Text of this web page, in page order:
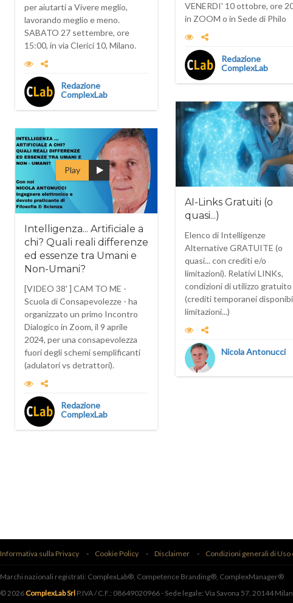
per aiutarti a Vivere meglio,
lavorando meglio e meno.
SABATO 27 settembre, ore
15:00, in via Clerici 10, Milano.
Redazione
ComplexLab
VENERDI' 10 ottobre, ore
in ZOOM o in Sede di Philo
Redazione
ComplexLab
AI-Links Gratuiti (o
quasi...)
Elenco di Intelligenze
Alternative GRATUITE (o
quasi... con crediti e/o
limitazioni). Relativi LINKs,
condizioni di utilizzo gratuito
(crediti temporanei
limitazioni...)
Nicola Antonucci
Play
Intelligenza... Artificiale a
chi? Quali reali differenze
ed essenze tra Umani e
Non-Umani?
[VIDEO 38' ] CAM TO ME -
Scuola di Consapevolezze - ha
organizzato un primo Incontro
Dialogico in Zoom, il 9 aprile
2024, per una consapevolezza
fuori degli schemi semplificanti
(adulatori vs detrattori).
Redazione
ComplexLab
Informativa sulla Privacy Cookie Policy Disclaimer Condizioni generali di Uso
Marchi nazionali registrati: ComplexLab®, Competence Branding®, ComplexManager®
© 2026ComplexLab Srl P.IVA / C.F.: 08649020966 - Sede legale: Via Savona 57, 20144